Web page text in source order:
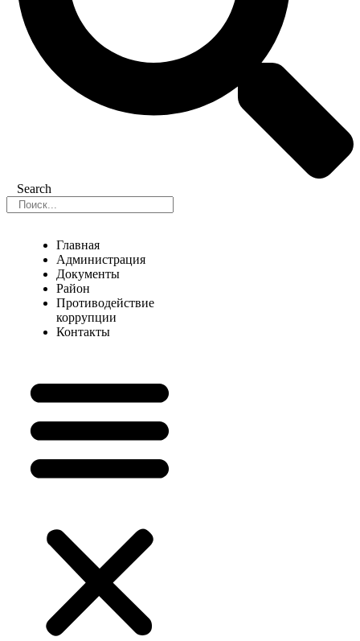
Search
Главная
Администрация
Документы
Район
Противодействие
коррупции
Контакты